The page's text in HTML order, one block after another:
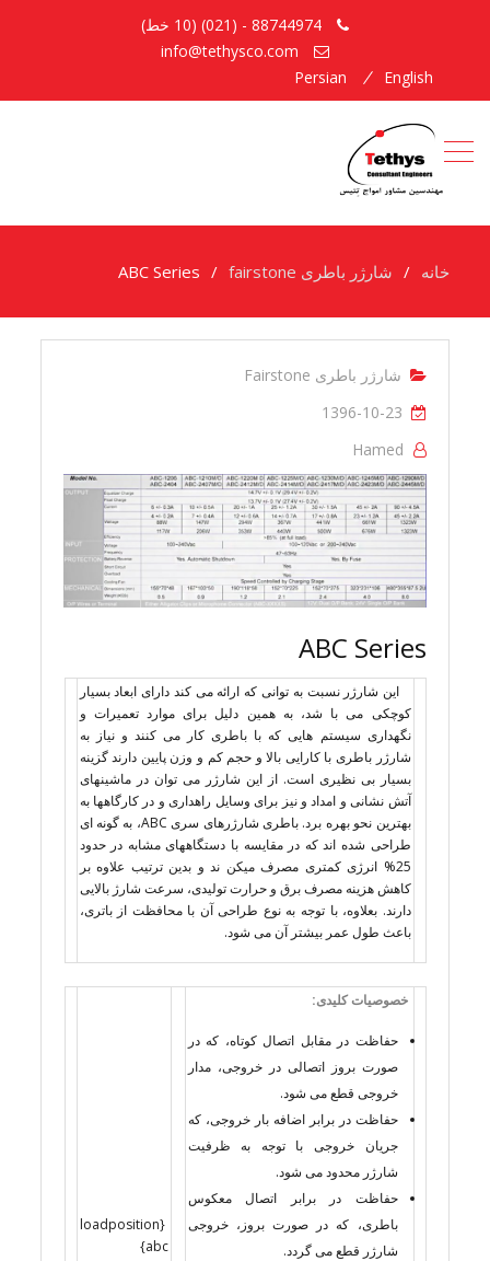
English
Persian
خانه شارژر باطری fairstone ABC Series
شارژر باطری Fairstone
1396-10-23
Hamed
ABC Series
این شارژر نسبت به توانی که ارائه می کند دارای ابعاد بسیار
کوچکی می با شد، به همین دلیل برای موارد تعمیرات و
نگهداری سیستم هایی که با باطری کار می کنند و نیاز به
شارژر باطری با کارایی بالا و حجم کم و وزن پایین دارند گزینه
بسیار بی نظیری است. از این شارژر می توان در ماشینهای
آتش نشانی و امداد و نیز برای وسایل راهداری و در کارگاهها به
بهترین نحو بهره برد. باطری شارژرهای سری ABC، به گونه ای
طراحی شده اند که در مقایسه با دستگاههای مشابه در حدود
25% انرژی کمتری مصرف میکن ند و بدین ترتیب علاوه بر
کاهش هزینه مصرف برق و حرارت تولیدی، سرعت شارژ بالایی
دارند. بعلاوه، با توجه به نوع طراحی آن با محافظت از باتری،
باعث طول عمر بیشتر آن می شود.
خصوصیات کلیدی:
حفاظت در مقابل اتصال کوتاه، که در
صورت بروز اتصالی در خروجی، مدار
خروجی قطع می شود.
حفاظت در برابر اضافه بار خروجی، که
جریان خروجی با توجه به ظرفیت
شارژر محدود می شود.
حفاظت در برابر اتصال معکوس
باطری، که در صورت بروز، خروجی
شارژر قطع می گردد.
{loadposition
abc}